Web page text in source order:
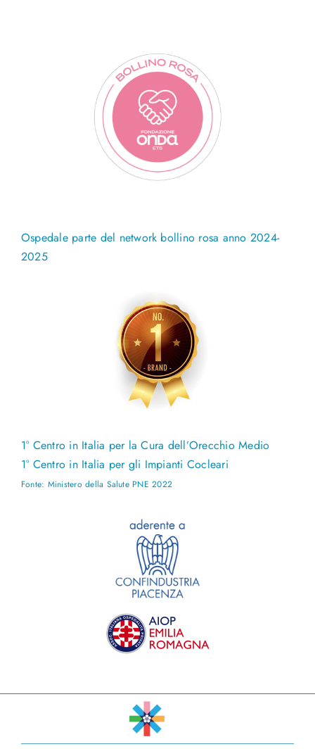
Ospedale parte del network bollino rosa anno 2024-
2025
1° Centro in Italia per la Cura dell’Orecchio Medio
1° Centro in Italia per gli Impianti Cocleari
Fonte: Ministero della Salute PNE 2022